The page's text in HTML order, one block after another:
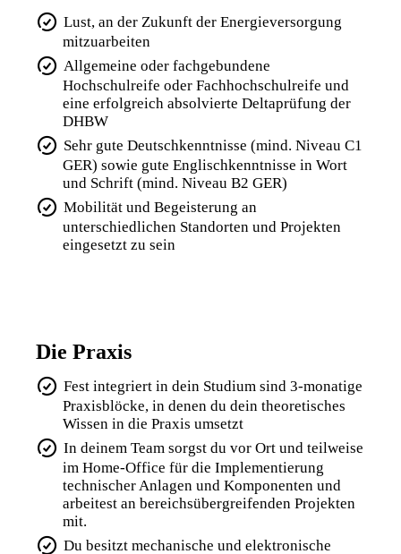
Lust, an der Zukunft der Energieversorgung
mitzuarbeiten
Allgemeine oder fachgebundene
Hochschulreife oder Fachhochschulreife und
eine erfolgreich absolvierte Deltaprüfung der
DHBW
Sehr gute Deutschkenntnisse (mind. Niveau C1
GER) sowie gute Englischkenntnisse in Wort
und Schrift (mind. Niveau B2 GER)
Mobilität und Begeisterung an
unterschiedlichen Standorten und Projekten
eingesetzt zu sein
Die Praxis
Fest integriert in dein Studium sind 3-monatige
Praxisblöcke, in denen du dein theoretisches
Wissen in die Praxis umsetzt
In deinem Team sorgst du vor Ort und teilweise
im Home-Office für die Implementierung
technischer Anlagen und Komponenten und
arbeitest an bereichsübergreifenden Projekten
mit.
Du besitzt mechanische und elektronische